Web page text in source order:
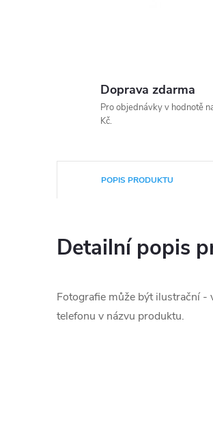
Doprava zdarma
Pro objednávky v hodnotě
Kč.
POPIS PRODUKTU
Detailní popis
Fotografie může být ilustrační -
telefonu v názvu produktu.